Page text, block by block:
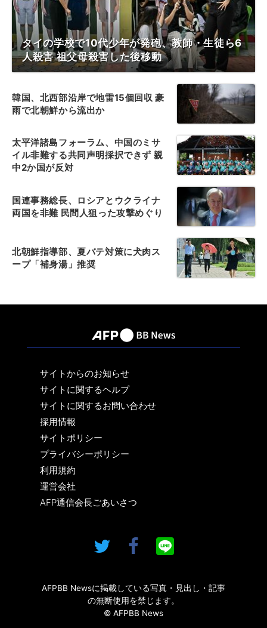
タイの学校で10代少年が発砲、教師・生徒ら6
人殺害 祖父母殺害した後移動
韓国、北西部沿岸で地雷15個回収 豪
雨で北朝鮮から流出か
太平洋諸島フォーラム、中国のミサ
イル非難する共同声明採択できず 親
中2か国が反対
国連事務総長、ロシアとウクライナ
両国を非難 民間人狙った攻撃めぐり
北朝鮮指導部、夏バテ対策に犬肉ス
ープ「補身湯」推奨
サイトからのお知らせ
サイトに関するヘルプ
サイトに関するお問い合わせ
採用情報
サイトポリシー
プライバシーポリシー
利用規約
運営会社
AFP通信会長ごあいさつ
AFPBB Newsに掲載している写真・見出し・記事
の無断使用を禁じます。
© AFPBB News